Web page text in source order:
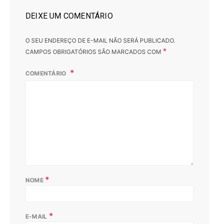
DEIXE UM COMENTÁRIO
O SEU ENDEREÇO DE E-MAIL NÃO SERÁ PUBLICADO.
CAMPOS OBRIGATÓRIOS SÃO MARCADOS COM *
COMENTÁRIO
NOME *
E-MAIL *